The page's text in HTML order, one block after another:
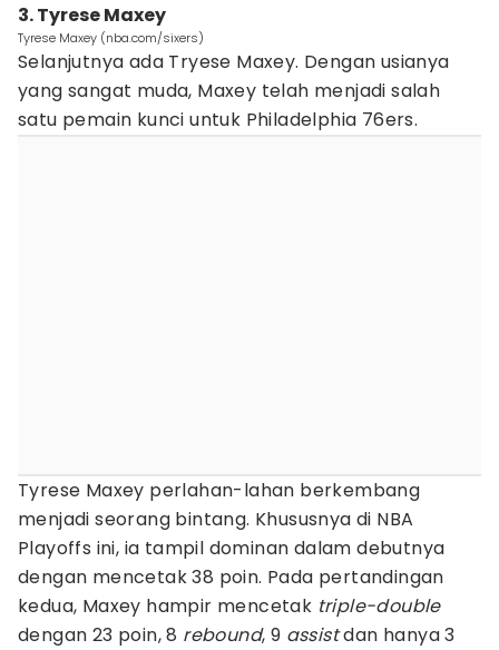
3. Tyrese Maxey
Tyrese Maxey (nba.com/sixers)
Selanjutnya ada Tryese Maxey. Dengan usianya
yang sangat muda, Maxey telah menjadi salah
satu pemain kunci untuk Philadelphia 76ers.
Tyrese Maxey perlahan-lahan berkembang
menjadi seorang bintang. Khususnya di NBA
Playoffs ini, ia tampil dominan dalam debutnya
dengan mencetak 38 poin. Pada pertandingan
kedua, Maxey hampir mencetak triple-double
dengan 23 poin, 8 rebound, 9 assistdan hanya 3